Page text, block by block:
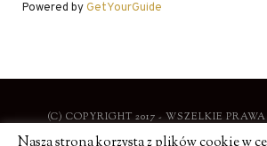
Powered byGetYourGuide
(C) COPYRIGHT 2017 - WSZELKIE